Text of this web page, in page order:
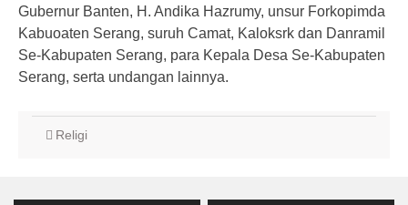
Gubernur Banten, H. Andika Hazrumy, unsur Forkopimda
Kabuoaten Serang, suruh Camat, Kaloksrk dan Danramil
Se-Kabupaten Serang, para Kepala Desa Se-Kabupaten
Serang, serta undangan lainnya.
Religi